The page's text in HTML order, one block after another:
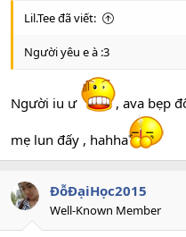
Lil.Tee đã viết:
Người yêu e à :3
Người iu ư , ava bẹp
mẹ lun đấy , hahha
ĐỗĐạiHọc2015
Well-Known Member